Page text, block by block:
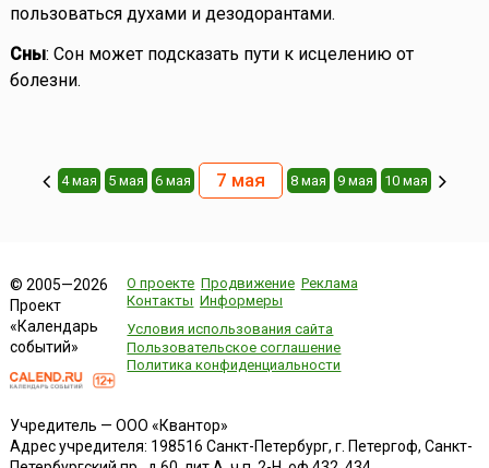
пользоваться духами и дезодорантами.
Сны: Сон может подсказать пути к исцелению от
болезни.
4 мая 5 мая 6 мая 7 мая 8 мая 9 мая 10 мая
© 2005—2026
Проект
«Календарь
событий»
О проекте Продвижение Реклама
Контакты Информеры
Условия использования сайта
Пользовательское соглашение
Политика конфиденциальности
Учредитель — ООО «Квантор»
Адрес учредителя: 198516 Санкт-Петербург, г. Петергоф, Санкт-